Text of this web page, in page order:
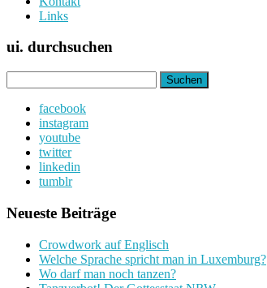
Links
ui. durchsuchen
nach:
facebook
instagram
youtube
twitter
linkedin
tumblr
Neueste Beiträge
Crowdwork auf Englisch
Welche Sprache spricht man in Luxemburg?
Wo darf man noch tanzen?